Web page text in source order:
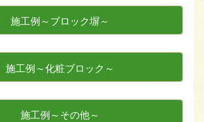
施工例～ブロック塀～
施工例～化粧ブロック～
施工例～その他～